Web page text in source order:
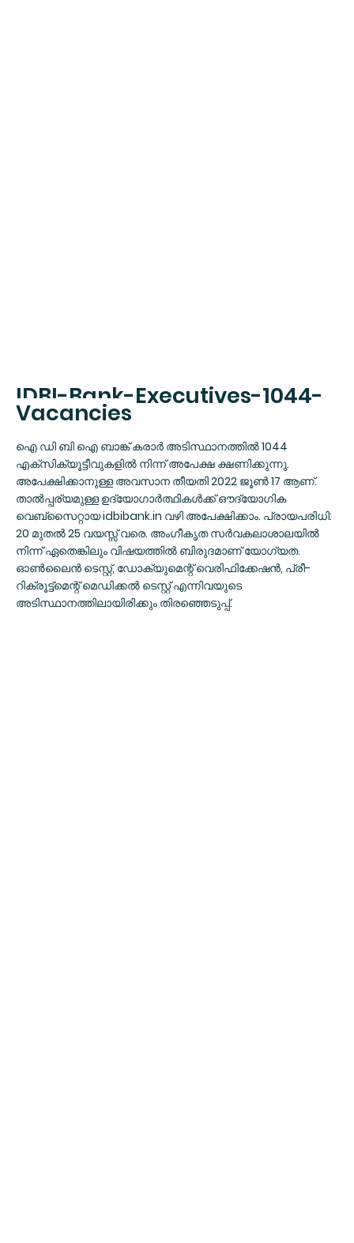
IDBI-Bank-Executives-1044-
Vacancies
ഐ ഡി ബി ഐ ബാങ്ക് കരാര്‍ അടിസ്ഥാനത്തില്‍ 1044
എക്‌സിക്യൂട്ടീവുകളില്‍ നിന്ന് അപേക്ഷ ക്ഷണിക്കുന്നു.
അപേക്ഷിക്കാനുള്ള അവസാന തീയതി 2022 ജൂണ്‍ 17 ആണ്.
താല്‍പ്പര്യമുള്ള ഉദ്യോഗാര്‍ത്ഥികള്‍ക്ക് ഔദ്യോഗിക
വെബ്‌സൈറ്റായ idbibank.in വഴി അപേക്ഷിക്കാം. പ്രായപരിധി:
20 മുതല്‍ 25 വയസ്സ് വരെ. അംഗീകൃത സര്‍വകലാശാലയില്‍
നിന്ന് ഏതെങ്കിലും വിഷയത്തില്‍ ബിരുദമാണ് യോഗ്യത.
ഓണ്‍ലൈന്‍ ടെസ്റ്റ്, ഡോക്യുമെന്റ് വെരിഫിക്കേഷന്‍, പ്രീ-
റിക്രൂട്ട്‌മെന്റ് മെഡിക്കല്‍ ടെസ്റ്റ് എന്നിവയുടെ
അടിസ്ഥാനത്തിലായിരിക്കും തിരഞ്ഞെടുപ്പ്.